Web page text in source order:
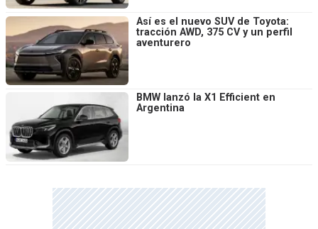
Así es el nuevo SUV de Toyota:
tracción AWD, 375 CV y un perfil
aventurero
BMW lanzó la X1 Efficient en
Argentina